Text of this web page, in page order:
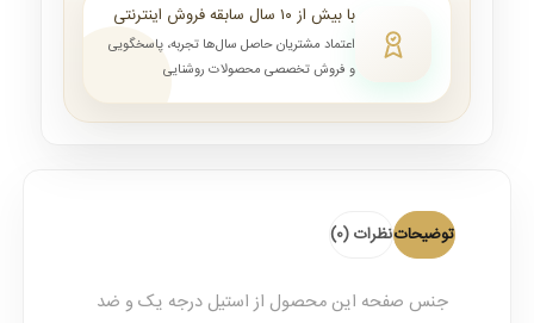
با بیش از ۱۰ سال سابقه فروش اینترنتی
اعتماد مشتریان حاصل سال‌ها تجربه، پاسخگویی
و فروش تخصصی محصولات روشنایی
توضیحاتنظرات (0)
جنس صفحه این محصول از استیل درجه یک و ضد